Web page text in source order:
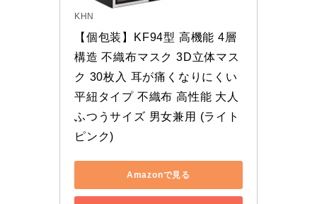
KHN
【個包装】KF94型 高機能 4層
構造 不織布マスク 3D立体マス
ク 30枚入 耳が痛くなりにくい
平紐タイプ 不織布 高性能 大人
ふつうサイズ 男女兼用 (ライト
ピンク)
Amazonで見る